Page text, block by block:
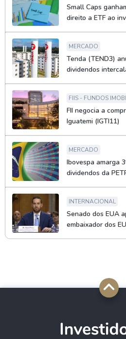
Small Caps
direito a ETF ao
MERCADO
Tenda (TEND3)
dividendos
FIIS - FUNDOS
FII negocia a
Iguatemi (IGTI11)
MERCADO
Ibovespa amarga
dividendos da
INTERNACIONAL
Senado dos EUA
embaixador dos